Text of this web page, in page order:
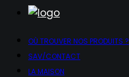
OÙ TROUVER NOS PRODUITS ?
SAV/CONTACT
LA MAISON